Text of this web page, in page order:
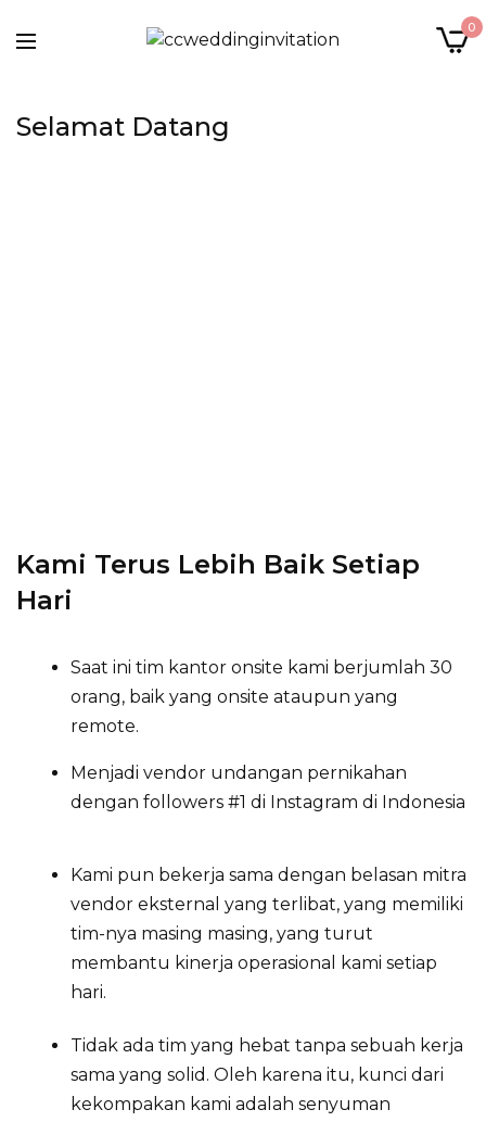
0
Selamat Datang
Kami Terus Lebih Baik Setiap
Hari
Saat ini tim kantor onsite kami berjumlah 30
orang, baik yang onsite ataupun yang
remote.
Menjadi vendor undangan pernikahan
dengan followers #1 di Instagram di Indonesia
Kami pun bekerja sama dengan belasan mitra
vendor eksternal yang terlibat, yang memiliki
tim-nya masing masing, yang turut
membantu kinerja operasional kami setiap
hari.
Tidak ada tim yang hebat tanpa sebuah kerja
sama yang solid. Oleh karena itu, kunci dari
kekompakan kami adalah senyuman